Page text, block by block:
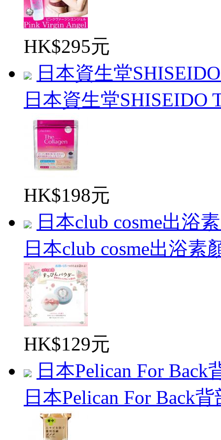
HK$295元
日本資生堂
日本資生堂SHISEIDO
HK$198元
日本club cosme出浴
日本club cosme出浴素
HK$129元
日本Pelican For Back
日本Pelican For Back